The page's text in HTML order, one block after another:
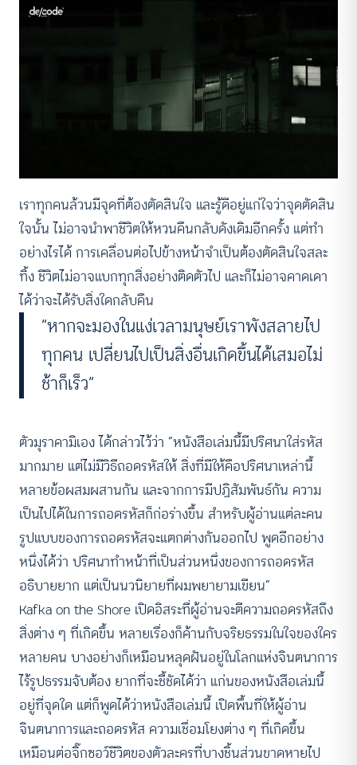
เราทุกคนล้วนมีจุดที่ต้องตัดสินใจ และรู้ดีอยู่แก่ใจว่าจุดตัดสิน
ใจนั้น ไม่อาจนำพาชีวิตให้หวนคืนกลับดังเดิมอีกครั้ง แต่ทำ
อย่างไรได้ การเคลื่อนต่อไปข้างหน้าจำเป็นต้องตัดสินใจสละ
ทิ้ง ชีวิตไม่อาจแบกทุกสิ่งอย่างติดตัวไป และก็ไม่อาจคาดเดา
ได้ว่าจะได้รับสิ่งใดกลับคืน
“หากจะมองในแง่เวลามนุษย์เราพังสลายไป
ทุกคน เปลี่ยนไปเป็นสิ่งอื่นเกิดขึ้นได้เสมอไม่
ช้าก็เร็ว”
ตัวมุราคามิเอง ได้กล่าวไว้ว่า “หนังสือเล่มนี้มีปริศนาใส่รหัส
มากมาย แต่ไม่มีวิธีถอดรหัสให้ สิ่งที่มีให้คือปริศนาเหล่านี้
หลายข้อผสมผสานกัน และจากการมีปฏิสัมพันธ์กัน ความ
เป็นไปได้ในการถอดรหัสก็ก่อร่างขึ้น สำหรับผู้อ่านแต่ละคน
รูปแบบของการถอดรหัสจะแตกต่างกันออกไป พูดอีกอย่าง
หนึ่งได้ว่า ปริศนาทำหน้าที่เป็นส่วนหนึ่งของการถอดรหัส
อธิบายยาก แต่เป็นนวนิยายที่ผมพยายามเขียน”
Kafka on the Shore เปิดอิสระที่ผู้อ่านจะตีความถอดรหัสถึง
สิ่งต่าง ๆ ที่เกิดขึ้น หลายเรื่องก็ค้านกับจริยธรรมในใจของใคร
หลายคน บางอย่างก็เหมือนหลุดฝันอยู่ในโลกแห่งจินตนาการ
ไร้รูปธรรมจับต้อง ยากที่จะชี้ชัดได้ว่า แก่นของหนังสือเล่มนี้
อยู่ที่จุดใด แต่ก็พูดได้ว่าหนังสือเล่มนี้ เปิดพื้นที่ให้ผู้อ่าน
จินตนาการและถอดรหัส ความเชื่อมโยงต่าง ๆ ที่เกิดขึ้น
เหมือนต่อจิ๊กซอว์ชีวิตของตัวละครที่บางชิ้นส่วนขาดหายไป